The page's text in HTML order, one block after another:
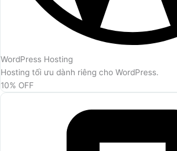
WordPress Hosting
Hosting tối ưu dành riêng cho WordPress.
10% OFF